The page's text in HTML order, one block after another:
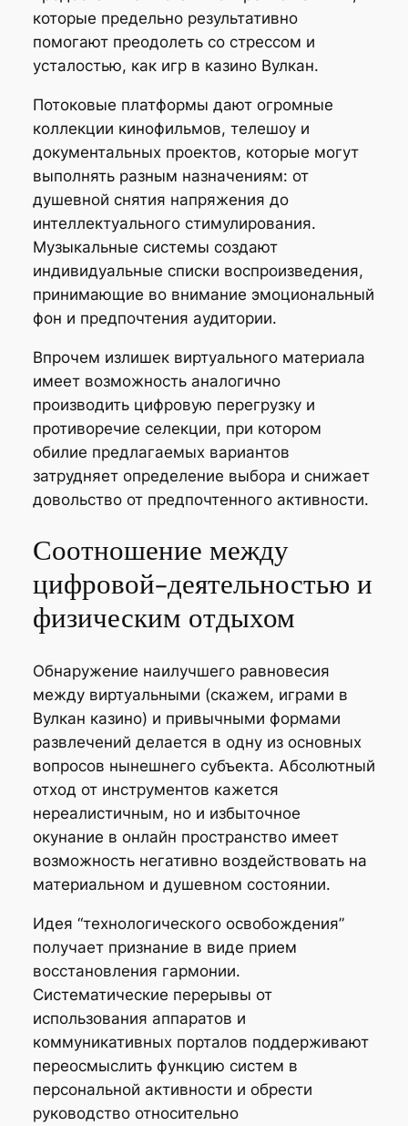
которые предельно результативно
помогают преодолеть со стрессом и
усталостью, как игр в казино Вулкан.
Потоковые платформы дают огромные
коллекции кинофильмов, телешоу и
документальных проектов, которые могут
выполнять разным назначениям: от
душевной снятия напряжения до
интеллектуального стимулирования.
Музыкальные системы создают
индивидуальные списки воспроизведения,
принимающие во внимание эмоциональный
фон и предпочтения аудитории.
Впрочем излишек виртуального материала
имеет возможность аналогично
производить цифровую перегрузку и
противоречие селекции, при котором
обилие предлагаемых вариантов
затрудняет определение выбора и снижает
довольство от предпочтенного активности.
Соотношение между
цифровой-деятельностью и
физическим отдыхом
Обнаружение наилучшего равновесия
между виртуальными (скажем, играми в
Вулкан казино) и привычными формами
развлечений делается в одну из основных
вопросов нынешнего субъекта. Абсолютный
отход от инструментов кажется
нереалистичным, но и избыточное
окунание в онлайн пространство имеет
возможность негативно воздействовать на
материальном и душевном состоянии.
Идея “технологического освобождения”
получает признание в виде прием
восстановления гармонии.
Систематические перерывы от
использования аппаратов и
коммуникативных порталов поддерживают
переосмыслить функцию систем в
персональной активности и обрести
руководство относительно